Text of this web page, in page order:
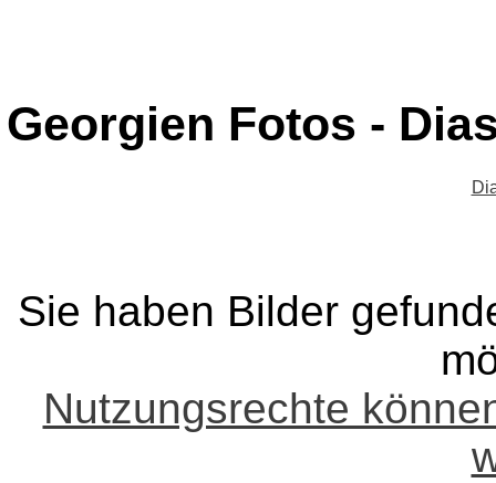
Georgien Fotos -
Sie haben Bilder
Nutzungsrechte